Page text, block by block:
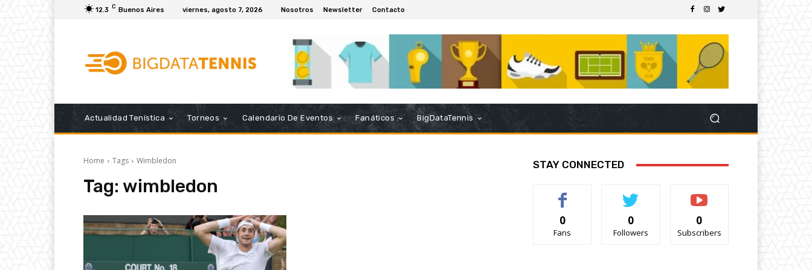
12.3 C Buenos Aires viernes, agosto 7, 2026 Nosotros Newsletter Contacto
Actualidad Tenística Torneos Calendario De Eventos Fanáticos BigDataTennis
Home Tags Wimbledon
Tag: wimbledon
STAY CONNECTED
0
Fans
0
Followers
0
Subscribers